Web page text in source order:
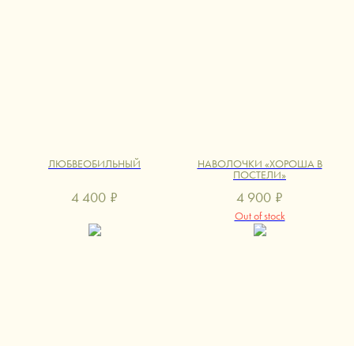
ЛЮБВЕОБИЛЬНЫЙ
4 400 ₽
НАВОЛОЧКИ «ХОРОША В
ПОСТЕЛИ»
4 900 ₽
Out of stock